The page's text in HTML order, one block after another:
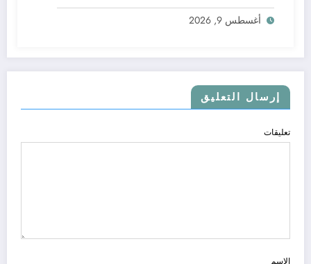
أغسطس 9, 2026
إرسال التعليق
تعليقات
الاسم